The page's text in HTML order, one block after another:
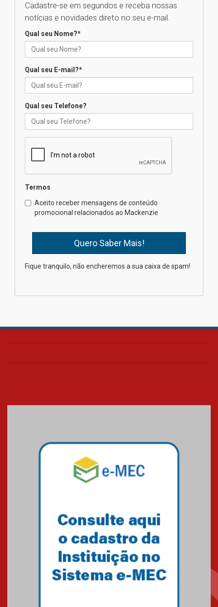
Seminário discute desafios
das novas tecnologias em
calouros do segundo semestre
Brasília prepara seus
mesmo do Ensino Médio
Como os pais podem investir
na educação dos filhos além da
escola
Transformadora reúne
Cadastre-se em segundos e receba nossas
notícias e novidades direto no seu e-mail.
Qual seu Nome?*
Qual seu E-mail?*
Qual seu Telefone?
Termos
Aceito receber mensagens de conteúdo
promocional relacionados ao Mackenzie
Fique tranquilo, não encheremos a sua caixa de spam!